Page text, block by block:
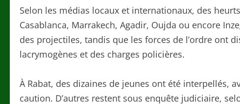
Selon les médias locaux et internationaux, des
Casablanca, Marrakech, Agadir, Oujda ou encore
des projectiles, tandis que les forces de l’ordre ont
lacrymogènes et des charges policières.
À Rabat, des dizaines de jeunes ont été interpellés,
caution. D’autres restent sous enquête judiciaire,